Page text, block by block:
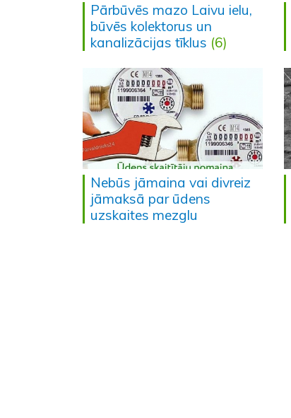
Pārbūvēs mazo Laivu ielu,
būvēs kolektorus un
kanalizācijas tīklus (6)
Nebūs jāmaina vai divreiz
jāmaksā par ūdens
uzskaites mezglu